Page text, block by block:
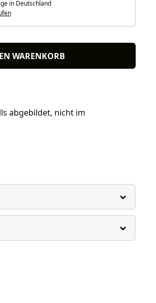
in Deutschland
WARENKORB
abgebildet, nicht im